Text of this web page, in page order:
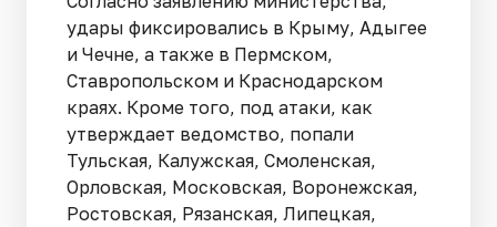
удары фиксировались в Крыму, Адыгее
и Чечне, а также в Пермском,
Ставропольском и Краснодарском
краях. Кроме того, под атаки, как
утверждает ведомство, попали
Тульская, Калужская, Смоленская,
Орловская, Московская, Воронежская,
Ростовская, Рязанская, Липецкая,